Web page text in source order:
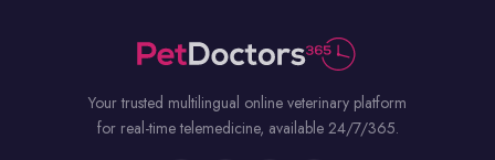
Your trusted multilingual online veterinary platform
for real-time telemedicine, available 24/7/365.